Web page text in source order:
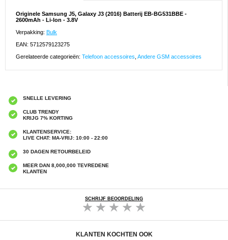
Originele Samsung J5, Galaxy J3 (2016) Batterij EB-BG531BBE -
2600mAh - Li-Ion - 3.8V
Verpakking: Bulk
EAN: 5712579123275
Gerelateerde categorieën: Telefoon accessoires Andere GSM accessoires
SNELLE LEVERING
CLUB TRENDY
KRIJG 7% KORTING
KLANTENSERVICE:
LIVE CHAT: MA-VRIJ: 10:00 - 22:00
30 DAGEN RETOURBELEID
MEER DAN 8,000,000 TEVREDENE
KLANTEN
SCHRIJF BEOORDELING
KLANTEN KOCHTEN OOK